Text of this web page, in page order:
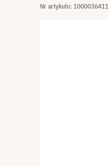
Nr artykułu: 1000036411